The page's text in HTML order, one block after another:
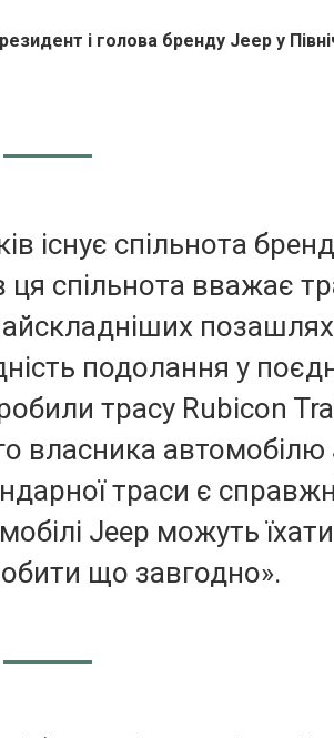
і голова бренду Jeep у
існує спільнота
ця спільнота вважає
подолання у
трасу Rubicon
власника автомобілю
траси є
Jeep можуть
що завгодно».